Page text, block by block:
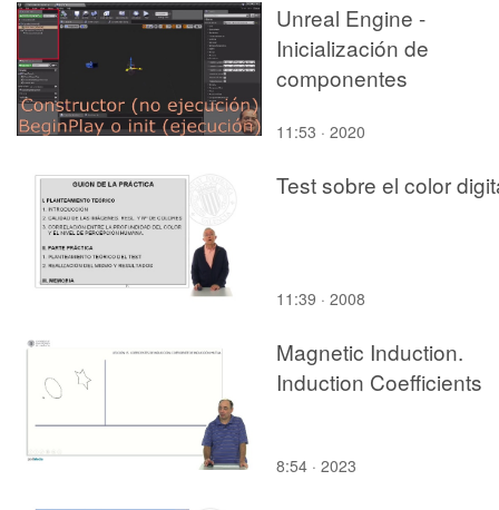
Unreal Engine -
Inicialización de
componentes
11:53 · 2020
Test sobre el color
11:39 · 2008
Magnetic Induction.
Induction Coefficients
8:54 · 2023